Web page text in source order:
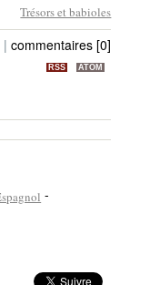
Trésors et babioles
|commentaires [0]
RSS ATOM
-